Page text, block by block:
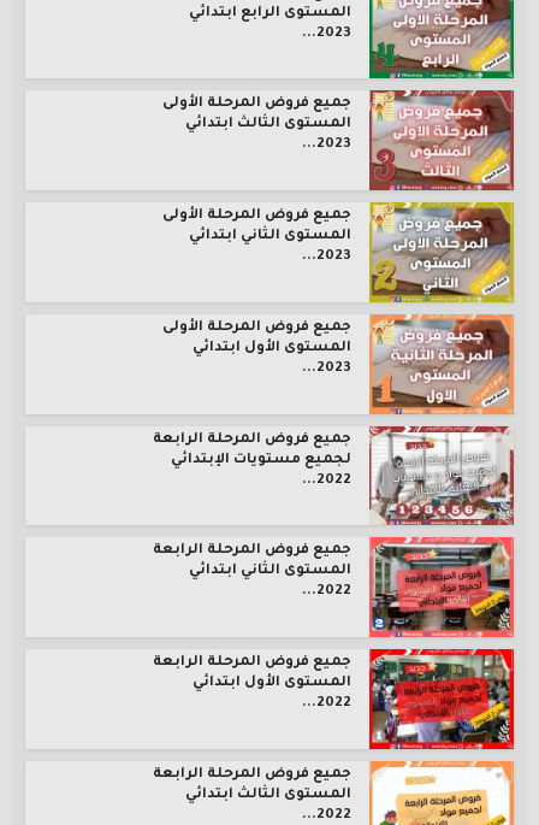
المستوى الرابع ابتدائي
2023...
جميع فروض المرحلة الأولى
المستوى الثالث ابتدائي
2023...
جميع فروض المرحلة الأولى
المستوى الثاني ابتدائي
2023...
جميع فروض المرحلة الأولى
المستوى الأول ابتدائي
2023...
جميع فروض المرحلة الرابعة
لجميع مستويات الإبتدائي
2022...
جميع فروض المرحلة الرابعة
المستوى الثاني ابتدائي
2022...
جميع فروض المرحلة الرابعة
المستوى الأول ابتدائي
2022...
جميع فروض المرحلة الرابعة
المستوى الثالث ابتدائي
2022...